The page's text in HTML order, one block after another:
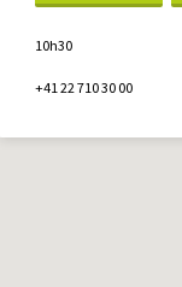
10h30
+41 22 710 30 00